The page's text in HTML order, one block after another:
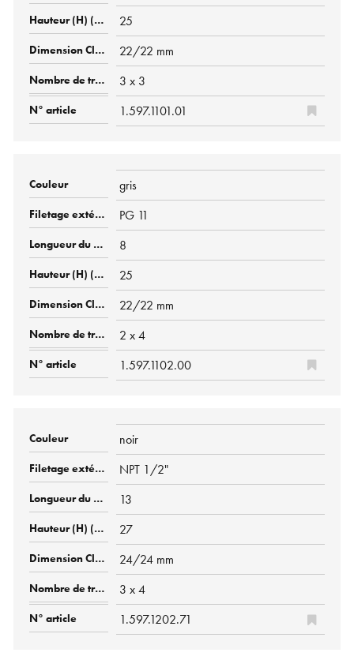
25
22/22 mm
3 x 3
1.597.1101.01
gris
PG 11
8
25
22/22 mm
2 x 4
1.597.1102.00
noir
NPT 1/2"
13
27
24/24 mm
3 x 4
1.597.1202.71